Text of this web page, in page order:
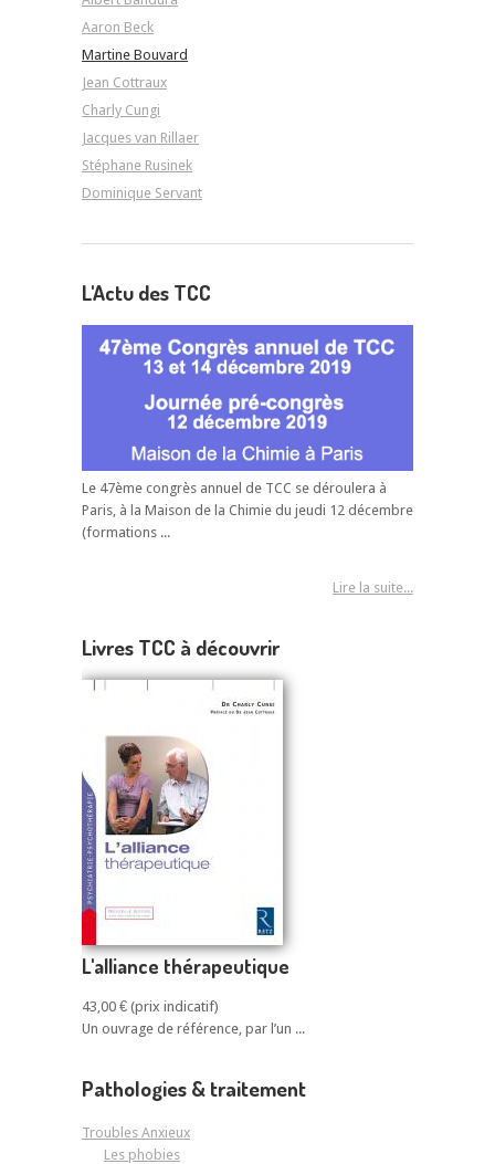
Aaron Beck
Martine Bouvard
Jean Cottraux
Charly Cungi
Jacques van Rillaer
Stéphane Rusinek
Dominique Servant
L'Actu des TCC
Le 47ème congrès annuel de TCC se déroulera à
Paris, à la Maison de la Chimie du jeudi 12 décembre
(formations ...
Lire la suite...
Livres TCC à découvrir
L'alliance thérapeutique
43,00 €
Un ouvrage de référence, par l’un ...
Pathologies & traitement
Troubles Anxieux
Les phobies